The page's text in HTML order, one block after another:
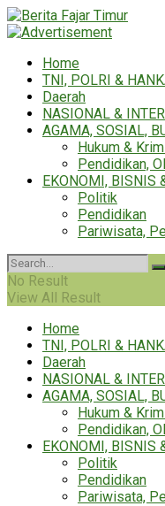
Home
TNI, POLRI &
Daerah
NASIONAL &
AGAMA, SOSIAL,
Hukum &
Pendidikan,
EKONOMI, BISNIS
Politik
Pendidikan
Pariwisata,
No Result
View All Result
Home
TNI, POLRI &
Daerah
NASIONAL &
AGAMA, SOSIAL,
Hukum &
Pendidikan,
EKONOMI, BISNIS
Politik
Pendidikan
Pariwisata,